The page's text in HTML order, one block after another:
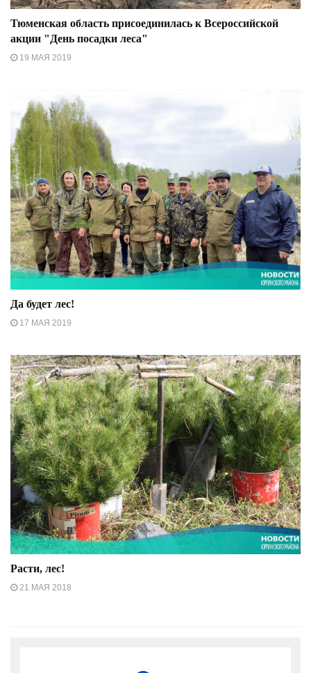
Тюменская область присоединилась к Всероссийской
акции "День посадки леса"
19 МАЯ 2019
Да будет лес!
17 МАЯ 2019
Расти, лес!
21 МАЯ 2018